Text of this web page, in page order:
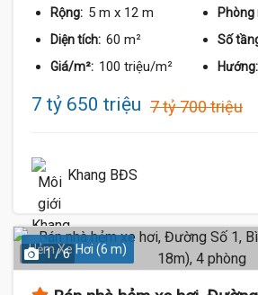
Rộng: 5 m x 12 m Phòng
Diện tích: 60 m² Số
Giá/m²: 100 triệu/m² Hướng:
7 tỷ 650 triệu 7 tỷ 700 triệu
Khang BĐS
Hẻm Xe Hơi (6 m)
1 / 6